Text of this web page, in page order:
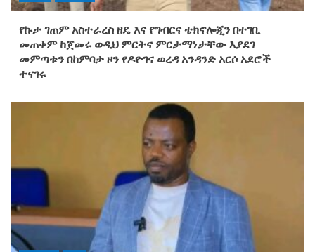
የኩታ ገጠም አስተራረስ ዘዴ እና የግብርና ቴክኖሎጂን በተገቢ
መጠቀም ከጀመሩ ወዲህ ምርትና ምርታማነታቸው እያደገ
መምጣቱን በከምባታ ዞን የዶዮገና ወረዳ አንዳንድ አርሶ አደሮች
ተናገሩ